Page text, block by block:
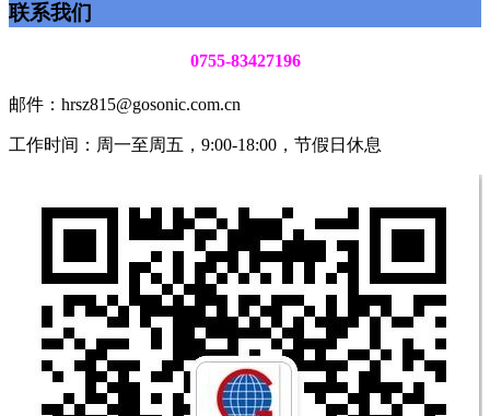
联系我们
0755-83427196
邮件：hrsz815@gosonic.com.cn
工作时间：周一至周五，9:00-18:00，节假日休息